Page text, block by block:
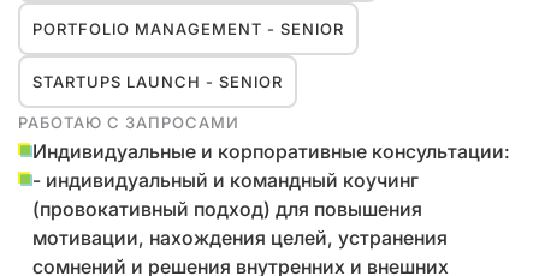
PORTFOLIO MANAGEMENT - SENIOR
STARTUPS LAUNCH - SENIOR
РАБОТАЮ С ЗАПРОСАМИ
Индивидуальные и корпоративные консультации:
- индивидуальный и командный коучинг
(провокативный подход) для повышения
мотивации, нахождения целей, устранения
сомнений и решения внутренних и внешних